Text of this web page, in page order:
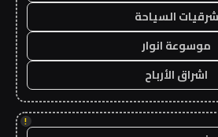
شرقيات السياحة
موسوعة انوار
اشراق الأرباح
!